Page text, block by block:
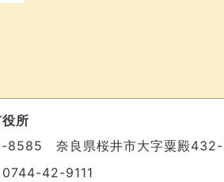
所
8585 奈良県桜井市大字粟殿432-
0744-42-9111